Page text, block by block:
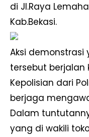
di Jl.Raya
Kab.Bekasi.
Aksi
tersebut berjalan
Kepolisian dari
berjaga
Dalam
yang di wakili